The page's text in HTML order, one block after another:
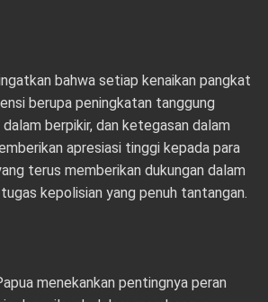
bahwa setiap kenaikan pangkat
berupa peningkatan tanggung
berpikir, dan ketegasan dalam
apresiasi tinggi kepada para
terus memberikan dukungan dalam
kepolisian yang penuh tantangan.
menekankan pentingnya peran